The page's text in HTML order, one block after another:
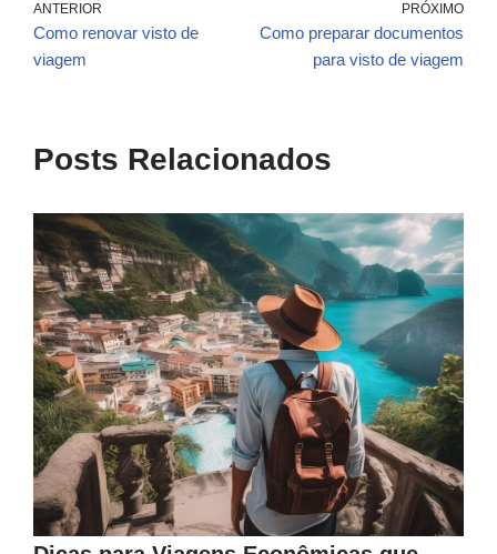
ANTERIOR
Como renovar visto de
viagem
PRÓXIMO
Como preparar documentos
para visto de viagem
Posts Relacionados